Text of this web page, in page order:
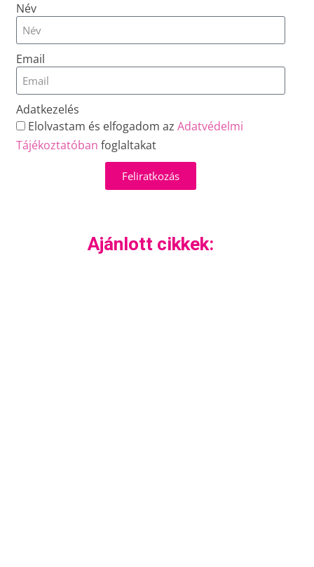
Név
Email
Adatkezelés
Elolvastam és elfogadom azAdatvédelmi
Tájékoztatóban foglaltakat
Feliratkozás
Ajánlott cikkek: